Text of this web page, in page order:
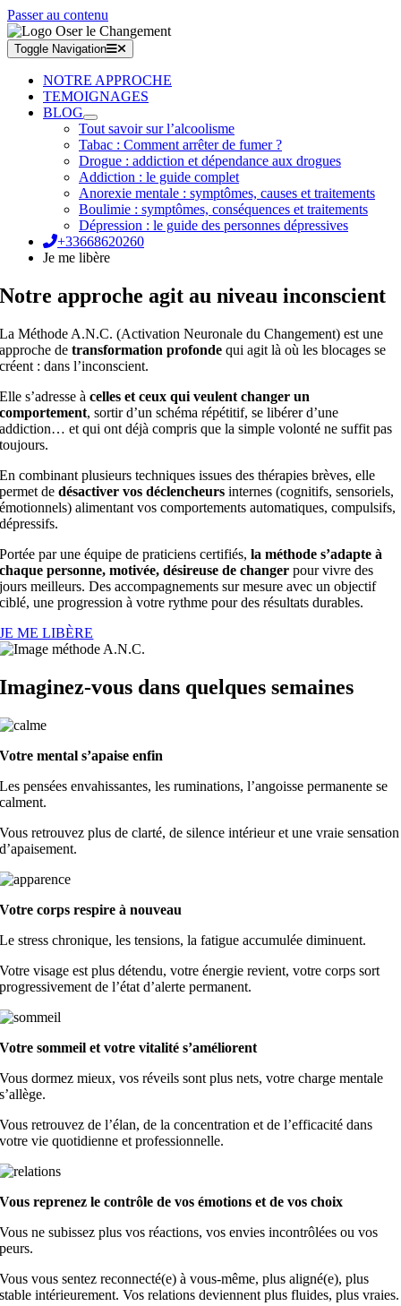
Passer au contenu
Toggle Navigation
NOTRE APPROCHE
TEMOIGNAGES
BLOG
Tout savoir sur l’alcoolisme
Tabac : Comment arrêter de fumer ?
Drogue : addiction et dépendance aux drogues
Addiction : le guide complet
Anorexie mentale : symptômes, causes et traitements
Boulimie : symptômes, conséquences et traitements
Dépression : le guide des personnes dépressives
+33668620260
Je me libère
Notre approche agit au niveau inconscient
La Méthode A.N.C. (Activation Neuronale du Changement) est une
approche detransformation profonde qui agit là où les blocages se
créent : dans l’inconscient.
Elle s’adresse àcelles et ceux qui veulent changer un
comportement, sortir d’un schéma répétitif, se libérer d’une
addiction… et qui ont déjà compris que la simple volonté ne suffit pas
toujours.
En combinant plusieurs techniques issues des thérapies brèves, elle
permet dedésactiver vos déclencheurs internes (cognitifs, sensoriels,
émotionnels) alimentant vos comportements automatiques, compulsifs,
dépressifs.
Portée par une équipe de praticiens certifiés,la méthode s’adapte à
chaque personne, motivée, désireuse de changer pour vivre des
jours meilleurs. Des accompagnements sur mesure avec un objectif
ciblé, une progression à votre rythme pour des résultats durables.
JE ME LIBÈRE
Imaginez-vous dans quelques semaines
Votre mental s’apaise enfin
Les pensées envahissantes, les ruminations, l’angoisse permanente se
calment.
Vous retrouvez plus de clarté, de silence intérieur et une vraie sensation
d’apaisement.
Votre corps respire à nouveau
Le stress chronique, les tensions, la fatigue accumulée diminuent.
Votre visage est plus détendu, votre énergie revient, votre corps sort
progressivement de l’état d’alerte permanent.
Votre sommeil et votre vitalité s’améliorent
Vous dormez mieux, vos réveils sont plus nets, votre charge mentale
s’allège.
Vous retrouvez de l’élan, de la concentration et de l’efficacité dans
votre vie quotidienne et professionnelle.
Vous reprenez le contrôle de vos émotions et de vos choix
Vous ne subissez plus vos réactions, vos envies incontrôlées ou vos
peurs.
Vous vous sentez reconnecté(e) à vous-même, plus aligné(e), plus
stable intérieurement. Vos relations deviennent plus fluides, plus vraies.